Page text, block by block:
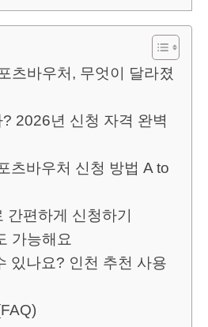
츠바우처, 무엇이 달라졌
2026년 신청 자격 완벽
츠바우처 신청 방법 A to
간편하게 신청하기
가능해요
있나요? 인천 추천 사용